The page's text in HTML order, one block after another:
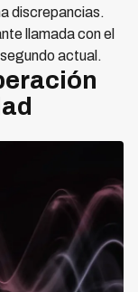
discrepancias.
llamada con el
actual.